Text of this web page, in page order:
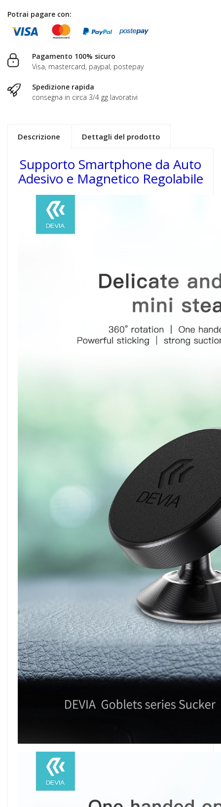
Potrai pagare con:
Pagamento 100% sicuro
Visa, mastercard, paypal, postepay
Spedizione rapida
consegna in circa 3/4 gg lavorativi
Descrizione Dettagli del prodotto
Supporto Smartphone da Auto
Adesivo e Magnetico Regolabile